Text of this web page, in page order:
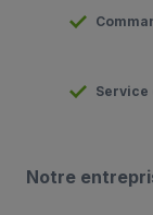
Service
Notre